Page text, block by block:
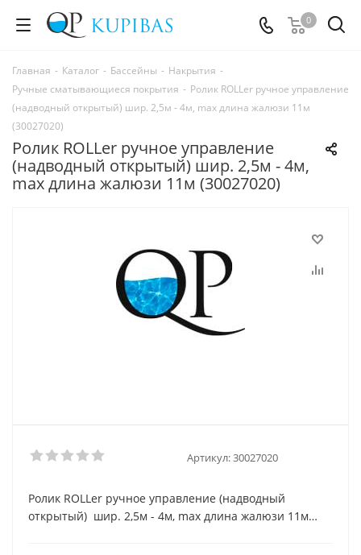
0
Главная - Каталог - Бассейны - Накрытия -
Ручные сматывающиеся покрытия - Ролик ROLLer ручное управление
(надводный открытый) шир. 2,5м - 4м, max длина жалюзи 11м
(30027020)
Ролик ROLLer ручное управление
(надводный открытый) шир. 2,5м - 4м,
max длина жалюзи 11м (30027020)
Артикул:30027020
Ролик ROLLer ручное управление (надводный
открытый) шир. 2,5м - 4м, max длина жалюзи 11м